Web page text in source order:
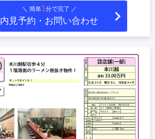
＼ 簡単1分で完了 ／
内見予約・お問い合わせ